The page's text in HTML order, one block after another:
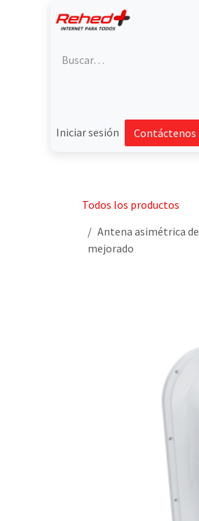
Iniciar sesión Contáctenos
Todos los productos
Antena asimétrica
mejorado